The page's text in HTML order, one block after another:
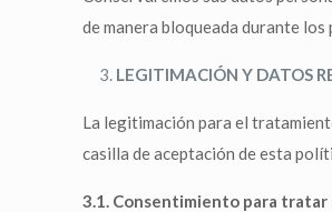
de manera bloqueada durante
LEGITIMACIÓN Y DATOS
La legitimación para el
casilla de aceptación de esta
3.1. Consentimiento para tratar